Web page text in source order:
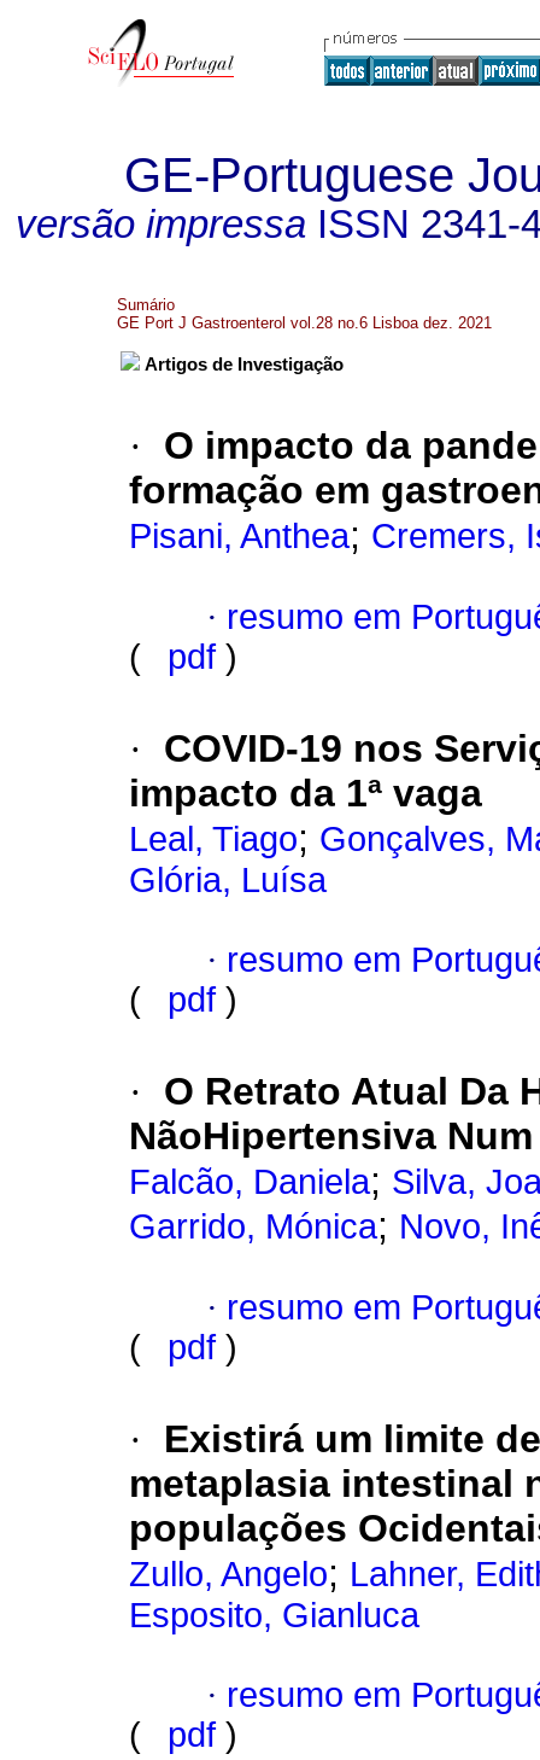
GE-Portuguese
versão impressa ISSN 2341-
Sumário
GE Port J Gastroenterol vol.28 no.6 Lisboa dez. 2021
Artigos de Investigação
·
O impacto da
formação em
Pisani, Anthea; Cremers,
· resumo em
(
pdf )
·
COVID-19 nos
impacto da 1ª vaga
Leal, Tiago; Gonçalves,
Glória, Luísa
· resumo em
(
pdf )
·
O Retrato Atual Da
NãoHipertensiva
Falcão, Daniela; Silva,
Garrido, Mónica; Novo,
· resumo em
(
pdf )
·
Existirá um limite
metaplasia intestinal
populações
Zullo, Angelo; Lahner,
Esposito, Gianluca
· resumo em
(
pdf )